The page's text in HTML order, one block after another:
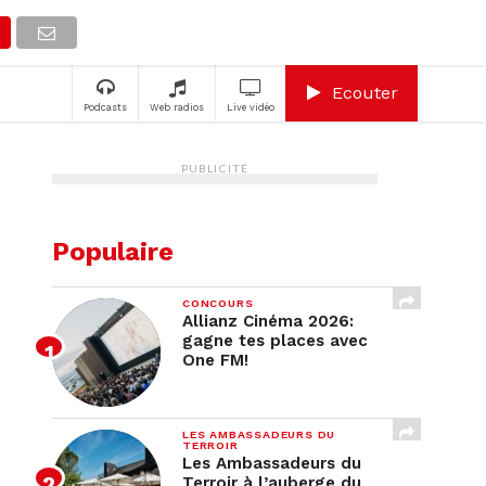
Podcasts Web radios Live vidéo
Ecouter
PUBLICITÉ
Populaire
CONCOURS
Allianz Cinéma 2026:
gagne tes places avec
One FM!
LES AMBASSADEURS DU
TERROIR
Les Ambassadeurs du